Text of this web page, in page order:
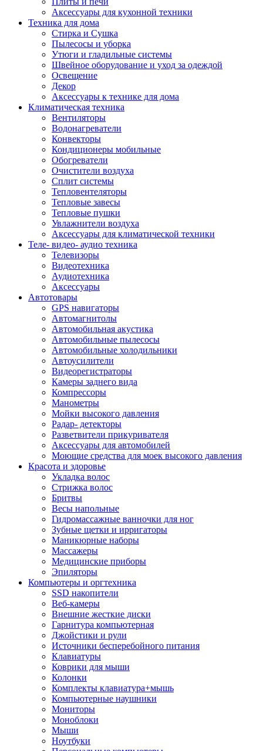
Аксессуары для кухонной техники
Техника для дома
Стирка и Сушка
Пылесосы и уборка
Утюги и гладильные системы
Швейное оборудование и уход за одеждой
Освещение
Декор
Аксессуары к технике для дома
Климатическая техника
Вентиляторы
Водонагреватели
Конвекторы
Кондиционеры мобильные
Обогреватели
Очистители воздуха
Сплит системы
Тепловентеляторы
Тепловые завесы
Тепловые пушки
Увлажнители воздуха
Аксессуары для климатической техники
Теле- видео- аудио техника
Телевизоры
Видеотехника
Аудиотехника
Аксессуары
Автотовары
GPS навигаторы
Автомагнитолы
Автомобильная акустика
Автомобильные пылесосы
Автомобильные холодильники
Автоусилители
Видеорегистраторы
Камеры заднего вида
Компрессоры
Манометры
Мойки высокого давления
Радар- детекторы
Разветвители прикуривателя
Аксессуары для автомобилей
Моющие средства для моек высокого давления
Красота и здоровье
Укладка волос
Стрижка волос
Бритвы
Весы напольные
Гидромассажные ванночки для ног
Зубные щетки и ирригаторы
Маникюрные наборы
Массажеры
Медицинские приборы
Эпиляторы
Компьютеры и оргтехника
SSD накопители
Веб-камеры
Внешние жесткие диски
Гарнитура компьютерная
Джойстики и рули
Источники бесперебойного питания
Клавиатуры
Коврики для мыши
Колонки
Комплекты клавиатура+мышь
Компьютерные наушники
Мониторы
Моноблоки
Мыши
Ноутбуки